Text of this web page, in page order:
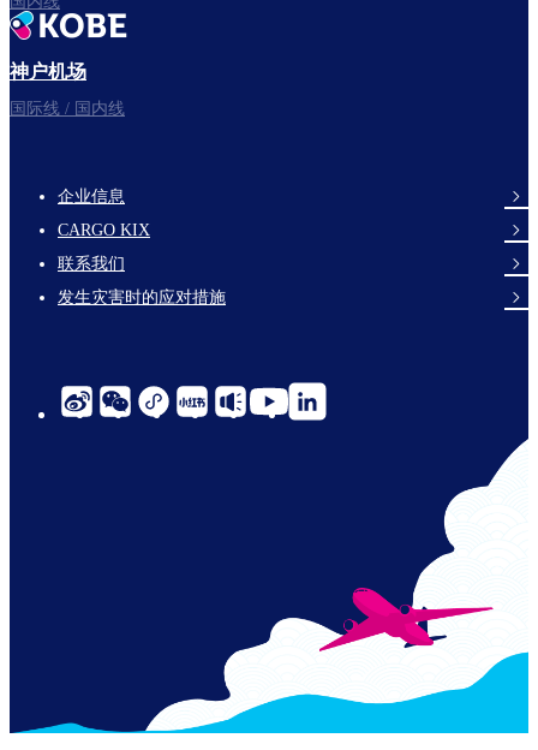
神户机场
国际线 / 国内线
footer-
links-
en-
企业信息
CARGO KIX
联系我们
发生灾害时的应对措施
social-